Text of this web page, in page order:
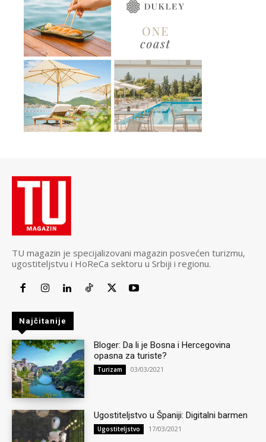
TU magazin je specijalizovani magazin posvećen turizmu,
ugostiteljstvu i HoReCa sektoru u Srbiji i regionu.
Najčitanije
Bloger: Da li je Bosna i Hercegovina
opasna za turiste?
Turizam 03/03/2021
Ugostiteljstvo u Španiji: Digitalni barmen
Ugostiteljstvo 17/03/2021